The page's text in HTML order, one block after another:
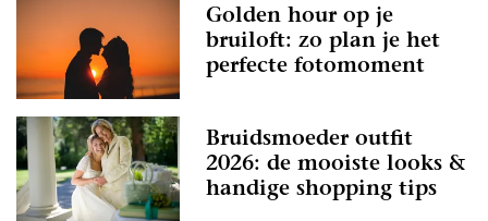
Golden hour op je
bruiloft: zo plan je het
perfecte fotomoment
Bruidsmoeder outfit
2026: de mooiste looks &
handige shopping tips